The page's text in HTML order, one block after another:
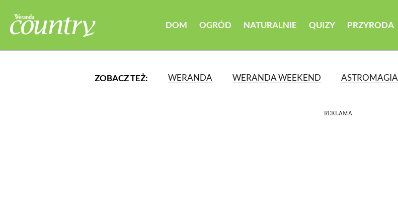
DOM OGRÓD NATURALNIE QUIZY PRZYRODA
ZOBACZ TEŻ: WERANDA WERANDA WEEKEND ASTROMAGIA
REKLAMA